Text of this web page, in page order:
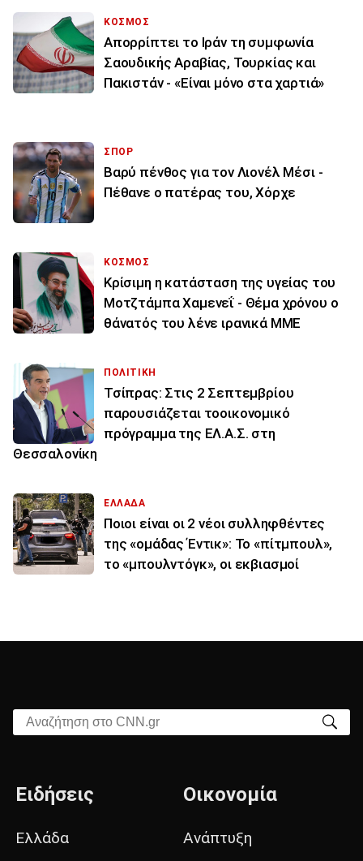
ΚΟΣΜΟΣ
Απορρίπτει το Ιράν τη συμφωνία
Σαουδικής Αραβίας, Τουρκίας και
Πακιστάν - «Είναι μόνο στα χαρτιά»
ΣΠΟΡ
Βαρύ πένθος για τον Λιονέλ Μέσι -
Πέθανε ο πατέρας του, Χόρχε
ΚΟΣΜΟΣ
Κρίσιμη η κατάσταση της υγείας του
Μοτζτάμπα Χαμενεΐ - Θέμα χρόνου ο
θάνατός του λένε ιρανικά ΜΜΕ
ΠΟΛΙΤΙΚΗ
Τσίπρας: Στις 2 Σεπτεμβρίου
παρουσιάζεται τοοικονομικό
πρόγραμμα της ΕΛ.Α.Σ. στη
Θεσσαλονίκη
ΕΛΛΑΔΑ
Ποιοι είναι οι 2 νέοι συλληφθέντες
της «ομάδας Έντικ»: Το «πίτμπουλ»,
το «μπουλντόγκ», οι εκβιασμοί
Αναζήτηση στο CNN.gr
Ειδήσεις
Ελλάδα
Οικονομία
Ανάπτυξη